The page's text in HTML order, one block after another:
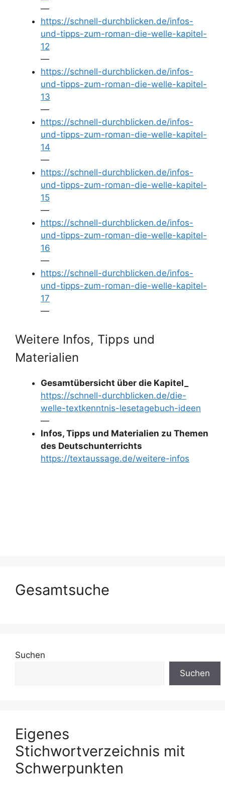
—
https://schnell-durchblicken.de/infos-
und-tipps-zum-roman-die-welle-kapitel-
12
—
https://schnell-durchblicken.de/infos-
und-tipps-zum-roman-die-welle-kapitel-
13
—
https://schnell-durchblicken.de/infos-
und-tipps-zum-roman-die-welle-kapitel-
14
—
https://schnell-durchblicken.de/infos-
und-tipps-zum-roman-die-welle-kapitel-
15
—
https://schnell-durchblicken.de/infos-
und-tipps-zum-roman-die-welle-kapitel-
16
—
https://schnell-durchblicken.de/infos-
und-tipps-zum-roman-die-welle-kapitel-
17
—
Weitere Infos, Tipps und
Materialien
Gesamtübersicht über die Kapitel_
https://schnell-durchblicken.de/die-
welle-textkenntnis-lesetagebuch-ideen
—
Infos, Tipps und Materialien zu Themen
des Deutschunterrichts
https://textaussage.de/weitere-infos
Gesamtsuche
Suchen
Suchen
Eigenes
Stichwortverzeichnis mit
Schwerpunkten